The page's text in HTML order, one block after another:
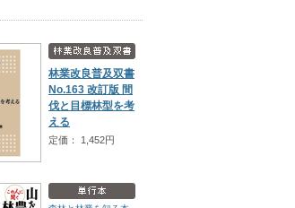
林業改良普及双書
No.163 改訂版 間
伐と目標林型を考
える
定価： 1,452円